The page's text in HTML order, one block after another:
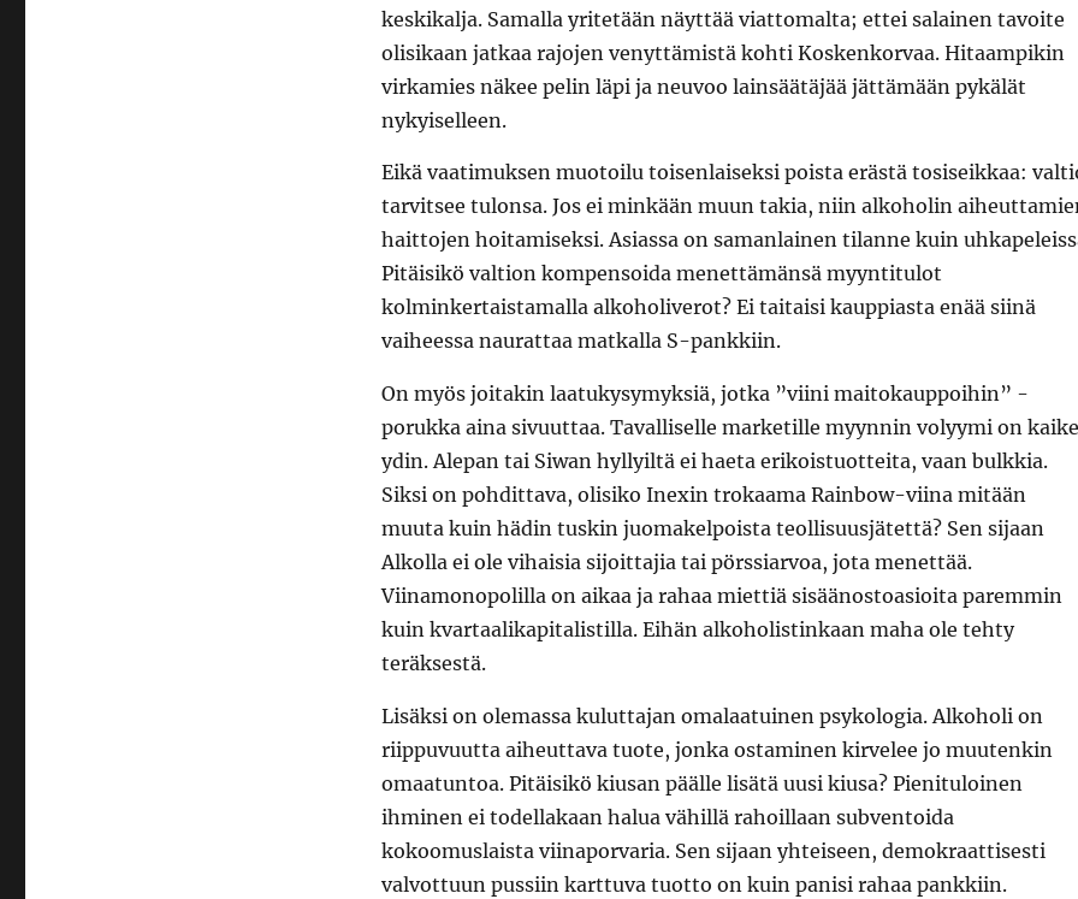
keskikalja. Samalla yritetään näyttää viattomalta; ettei salainen tavoite
olisikaan jatkaa rajojen venyttämistä kohti Koskenkorvaa. Hitaampikin
virkamies näkee pelin läpi ja neuvoo lainsäätäjää jättämään pykälät
nykyiselleen.
Eikä vaatimuksen muotoilu toisenlaiseksi poista erästä tosiseikkaa:
tarvitsee tulonsa. Jos ei minkään muun takia, niin alkoholin
haittojen hoitamiseksi. Asiassa on samanlainen tilanne kuin
Pitäisikö valtion kompensoida menettämänsä myyntitulot
kolminkertaistamalla alkoholiverot? Ei taitaisi kauppiasta enää siinä
vaiheessa naurattaa matkalla S-pankkiin.
On myös joitakin laatukysymyksiä, jotka ”viini maitokauppoihin” -
porukka aina sivuuttaa. Tavalliselle marketille myynnin volyymi on
ydin. Alepan tai Siwan hyllyiltä ei haeta erikoistuotteita, vaan bulkkia.
Siksi on pohdittava, olisiko Inexin trokaama Rainbow-viina mitään
muuta kuin hädin tuskin juomakelpoista teollisuusjätettä? Sen sijaan
Alkolla ei ole vihaisia sijoittajia tai pörssiarvoa, jota menettää.
Viinamonopolilla on aikaa ja rahaa miettiä sisäänostoasioita paremmin
kuin kvartaalikapitalistilla. Eihän alkoholistinkaan maha ole tehty
teräksestä.
Lisäksi on olemassa kuluttajan omalaatuinen psykologia. Alkoholi on
riippuvuutta aiheuttava tuote, jonka ostaminen kirvelee jo muutenkin
omaatuntoa. Pitäisikö kiusan päälle lisätä uusi kiusa? Pienituloinen
ihminen ei todellakaan halua vähillä rahoillaan subventoida
kokoomuslaista viinaporvaria. Sen sijaan yhteiseen, demokraattisesti
valvottuun pussiin karttuva tuotto on kuin panisi rahaa pankkiin.